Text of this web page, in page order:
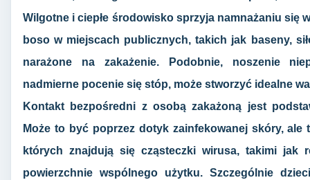
Wilgotne i ciepłe środowisko sprzyja namnażaniu się
boso w miejscach publicznych, takich jak baseny,
narażone na zakażenie. Podobnie, noszenie
nadmierne pocenie się stóp, może stworzyć idealne
Kontakt bezpośredni z osobą zakażoną jest
Może to być poprzez dotyk zainfekowanej skóry,
których znajdują się cząsteczki wirusa, takimi jak
powierzchnie wspólnego użytku. Szczególnie